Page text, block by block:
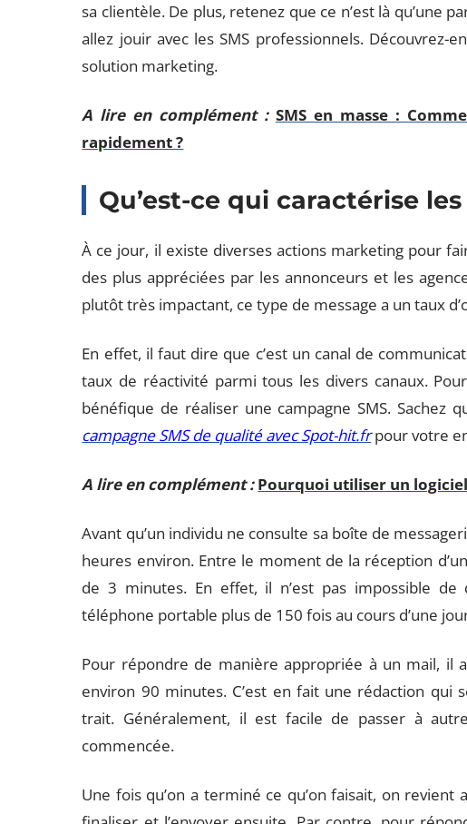
sa clientèle. De plus, retenez que ce n’est là qu’une
allez jouir avec les SMS professionnels.
solution marketing.
A lire en complément : SMS en masse :
rapidement ?
Qu’est-ce qui caractérise les
À ce jour, il existe diverses actions marketing pour
des plus appréciées par les annonceurs et les
plutôt très impactant, ce type de message a un taux
En effet, il faut dire que c’est un canal de
taux de réactivité parmi tous les divers canaux.
bénéfique de réaliser une campagne SMS. Sachez
campagne SMS de qualité avec Spot-hit.fr pour votre
A lire en complément : Pourquoi utiliser un logiciel
Avant qu’un individu ne consulte sa boîte de
heures environ. Entre le moment de la réception
de 3 minutes. En effet, il n’est pas impossible
téléphone portable plus de 150 fois au cours d’une
Pour répondre de manière appropriée à un mail, il
environ 90 minutes. C’est en fait une rédaction
trait. Généralement, il est facile de passer à
commencée.
Une fois qu’on a terminé ce qu’on faisait, on